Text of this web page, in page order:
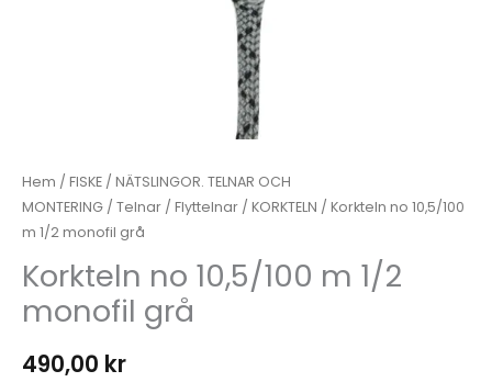
Hem / FISKE / NÄTSLINGOR. TELNAR OCH
MONTERING / Telnar / Flyttelnar / KORKTELN / Korkteln no 10,5/100
m 1/2 monofil grå
Korkteln no 10,5/100 m 1/2
monofil grå
490,00 kr